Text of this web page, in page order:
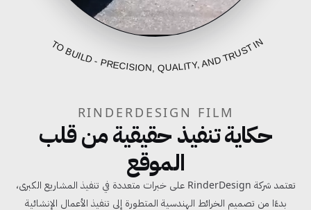
RINDERDESIGN FILM
حكاية تنفيذ حقيقية من قلب
الموقع
تعتمد شركة RinderDesign على خبرات متعددة في تنفيذ المشاريع الكبرى،
بدءًا من تصميم الخرائط الهندسية المتطورة إلى تنفيذ الأعمال الإنشائية
FROM BLUEPRINT TO BUILD - PRECISION, QUALITY, AND TRUST IN EVERY PROJECT